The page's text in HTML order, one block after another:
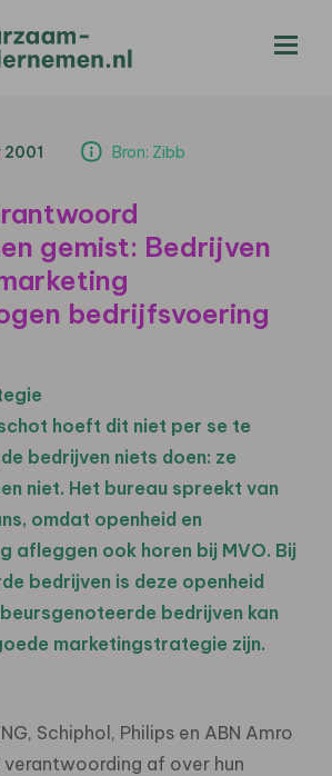
2001 Bron: Zibb
gemist: Bedrijven
bedrijfsvoering
hoeft dit niet per se te
bedrijven niets doen: ze
niet. Het bureau spreekt van
omdat openheid en
afleggen ook horen bij MVO. Bij
bedrijven is deze openheid
bedrijven kan
marketingstrategie zijn.
Schiphol, Philips en ABN Amro
af over hun